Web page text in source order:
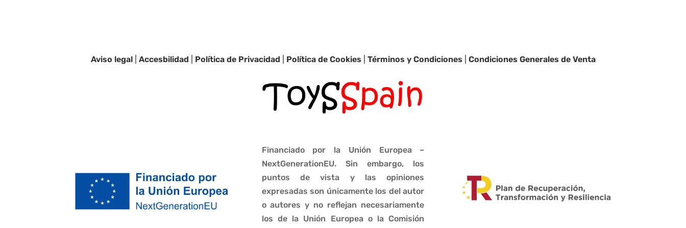
Aviso legal| Accesbilidad Política de Privacidad Política de Cookies Términos y Condiciones Condiciones Generales de Venta
Financiado por la Unión Europea –
NextGenerationEU. Sin embargo, los
puntos de vista y las opiniones
expresadas son únicamente los del autor
o autores y no reflejan necesariamente
los de la Unión Europea o la Comisión